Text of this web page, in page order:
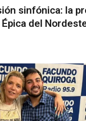
sinfónica: la
del